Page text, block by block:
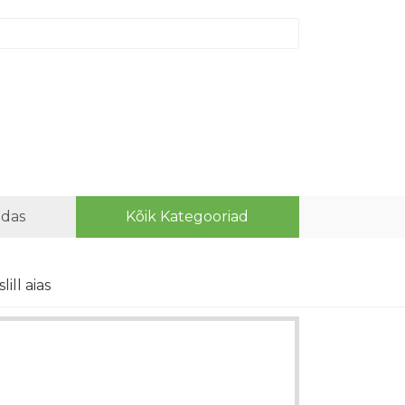
Kõik Kategooriad
aias